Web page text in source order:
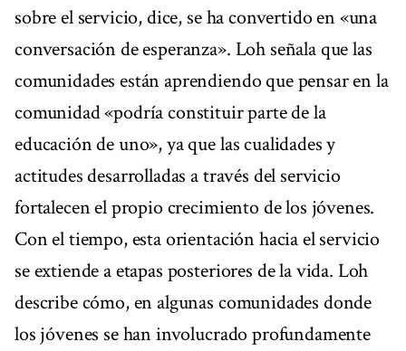
sobre el servicio, dice, se ha convertido en «una
conversación de esperanza». Loh señala que las
comunidades están aprendiendo que pensar en la
comunidad «podría constituir parte de la
educación de uno», ya que las cualidades y
actitudes desarrolladas a través del servicio
fortalecen el propio crecimiento de los jóvenes.
Con el tiempo, esta orientación hacia el servicio
se extiende a etapas posteriores de la vida. Loh
describe cómo, en algunas comunidades donde
los jóvenes se han involucrado profundamente